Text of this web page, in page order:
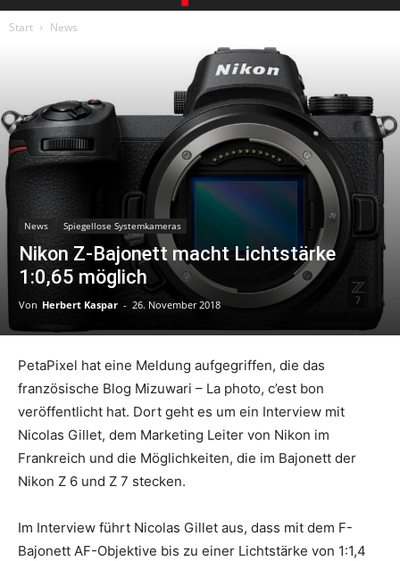
Start News
News Spiegellose Systemkameras
Nikon Z-Bajonett macht Lichtstärke
1:0,65 möglich
Von Herbert Kaspar - 26. November 2018
PetaPixel hat eine Meldung aufgegriffen, die das
französische Blog Mizuwari – La photo, c’est bon
veröffentlicht hat. Dort geht es um ein Interview mit
Nicolas Gillet, dem Marketing Leiter von Nikon im
Frankreich und die Möglichkeiten, die im Bajonett der
Nikon Z 6 und Z 7 stecken.
Im Interview führt Nicolas Gillet aus, dass mit dem F-
Bajonett AF-Objektive bis zu einer Lichtstärke von 1:1,4